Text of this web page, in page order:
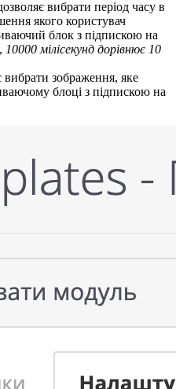
вибрати період часу в
якого користувач
блок з підпискою на
10000 мілісекунд дорівнює 10
вибрати зображення, яке
блоці з підпискою на